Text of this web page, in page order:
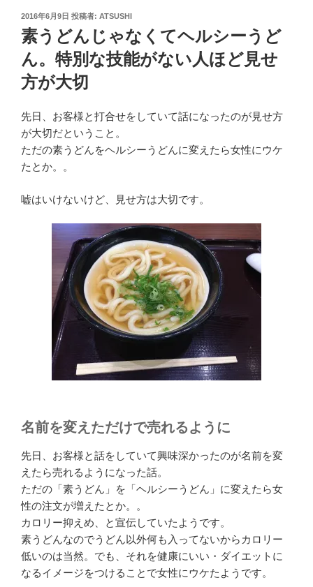
投
稿
日:
2016年6月9日 投稿者: ATSUSHI
素うどんじゃなくてヘルシーうど
ん。特別な技能がない人ほど見せ
方が大切
先日、お客様と打合せをしていて話になったのが見せ方
が大切だということ。
ただの素うどんをヘルシーうどんに変えたら女性にウケ
たとか。。
嘘はいけないけど、見せ方は大切です。
名前を変えただけで売れるように
先日、お客様と話をしていて興味深かったのが名前を変
えたら売れるようになった話。
ただの「素うどん」を「ヘルシーうどん」に変えたら女
性の注文が増えたとか。。
カロリー抑えめ、と宣伝していたようです。
素うどんなのでうどん以外何も入ってないからカロリー
低いのは当然。でも、それを健康にいい・ダイエットに
なるイメージをつけることで女性にウケたようです。